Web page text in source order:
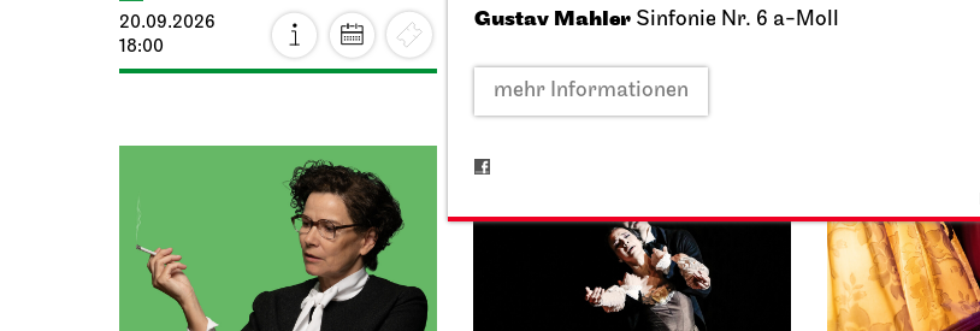
Gustav Mahler Sinfonie Nr. 6 a-Moll
mehr Informationen
20.09.2026
18:00